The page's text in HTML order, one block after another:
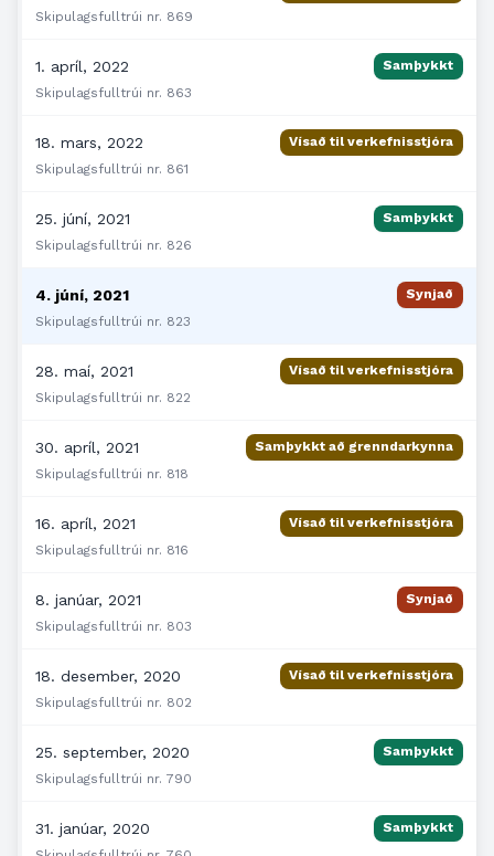
Skipulagsfulltrúi nr. 869
1. apríl, 2022
Samþykkt
Skipulagsfulltrúi nr. 863
18. mars, 2022
Vísað til verkefnisstjóra
Skipulagsfulltrúi nr. 861
25. júní, 2021
Samþykkt
Skipulagsfulltrúi nr. 826
4. júní, 2021
Synjað
Skipulagsfulltrúi nr. 823
28. maí, 2021
Vísað til verkefnisstjóra
Skipulagsfulltrúi nr. 822
30. apríl, 2021
Samþykkt að grenndarkynna
Skipulagsfulltrúi nr. 818
16. apríl, 2021
Vísað til verkefnisstjóra
Skipulagsfulltrúi nr. 816
8. janúar, 2021
Synjað
Skipulagsfulltrúi nr. 803
18. desember, 2020
Vísað til verkefnisstjóra
Skipulagsfulltrúi nr. 802
25. september, 2020
Samþykkt
Skipulagsfulltrúi nr. 790
31. janúar, 2020
Samþykkt